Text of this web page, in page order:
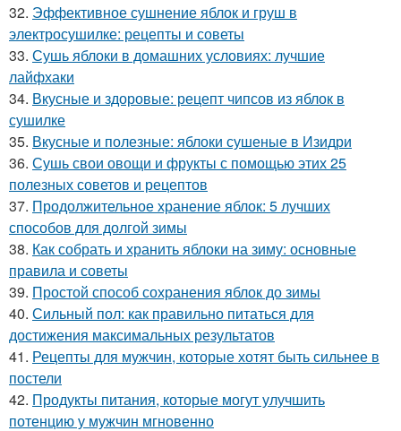
32. Эффективное сушнение яблок и груш в
электросушилке: рецепты и советы
33. Сушь яблоки в домашних условиях: лучшие
лайфхаки
34. Вкусные и здоровые: рецепт чипсов из яблок в
сушилке
35. Вкусные и полезные: яблоки сушеные в Изидри
36. Сушь свои овощи и фрукты с помощью этих 25
полезных советов и рецептов
37. Продолжительное хранение яблок: 5 лучших
способов для долгой зимы
38. Как собрать и хранить яблоки на зиму: основные
правила и советы
39. Простой способ сохранения яблок до зимы
40. Сильный пол: как правильно питаться для
достижения максимальных результатов
41. Рецепты для мужчин, которые хотят быть сильнее в
постели
42. Продукты питания, которые могут улучшить
потенцию у мужчин мгновенно